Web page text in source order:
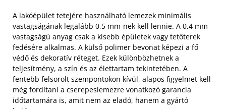
A lakóépület tetejére használható lemezek minimális
vastagságának legalább 0,5 mm-nek kell lennie. A 0,4 mm
vastagságú anyag csak a kisebb épületek vagy tetőterek
fedésére alkalmas. A külső polimer bevonat képezi a fő
védő és dekoratív réteget. Ezek különbözhetnek a
teljesítmény, a szín és az élettartam tekintetében. A
fentebb felsorolt szempontokon kívül, alapos figyelmet kell
még fordítani a cserepeslemezre vonatkozó garancia
időtartamára is, amit nem az eladó, hanem a gyártó